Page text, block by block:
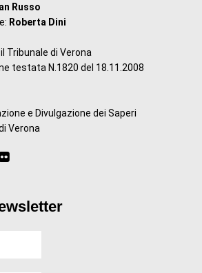
Russo
Roberta Dini
Tribunale di Verona
testata N.1820 del 18.11.2008
e Divulgazione dei Saperi
Verona